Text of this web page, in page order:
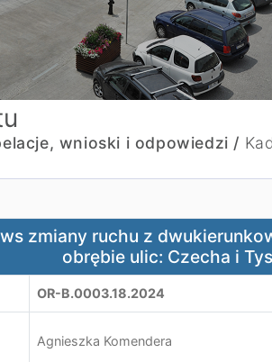
wnioski i odpowiedzi /
ruchu z dwukierunkowego na
zmiany ruchu z
obrębie ulic: Czecha i
OR-B.0003.18.2024
Agnieszka Komendera